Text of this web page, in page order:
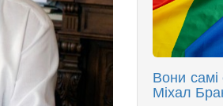
Вони
Міхал